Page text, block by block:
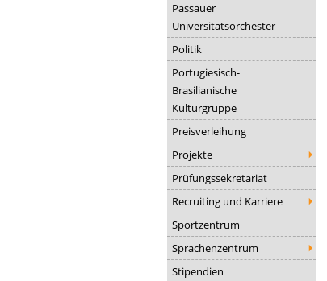
Passauer
Universitätsorchester
Politik
Portugiesisch-
Brasilianische
Kulturgruppe
Preisverleihung
Projekte
Prüfungssekretariat
Recruiting und Karriere
Sportzentrum
Sprachenzentrum
Stipendien